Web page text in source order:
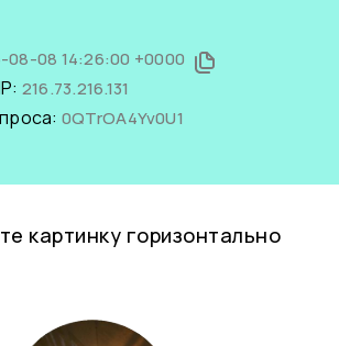
08-08 14:26:00 +0000
216.73.216.131
0QTrOA4Yv0U1
картинку горизонтально